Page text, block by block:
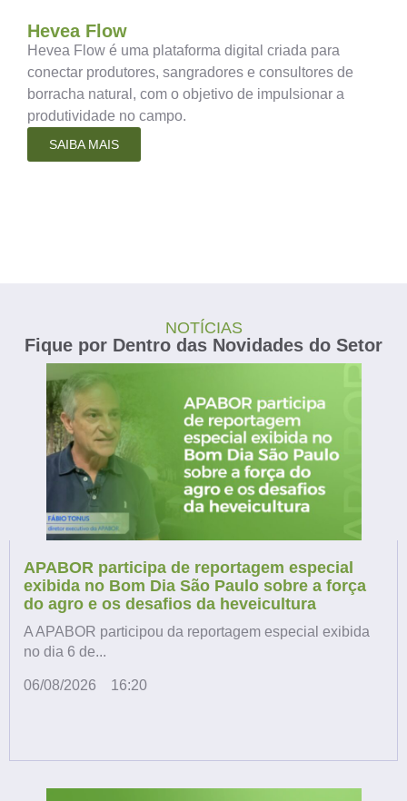
Hevea Flow
Hevea Flow é uma plataforma digital criada para
conectar produtores, sangradores e consultores de
borracha natural, com o objetivo de impulsionar a
produtividade no campo.
SAIBA MAIS
NOTÍCIAS
Fique por Dentro das Novidades do Setor
APABOR participa de reportagem especial
exibida no Bom Dia São Paulo sobre a força
do agro e os desafios da heveicultura
A APABOR participou da reportagem especial exibida
no dia 6 de...
06/08/2026 16:20